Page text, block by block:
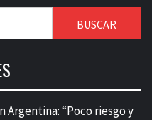
Argentina: “Poco riesgo y